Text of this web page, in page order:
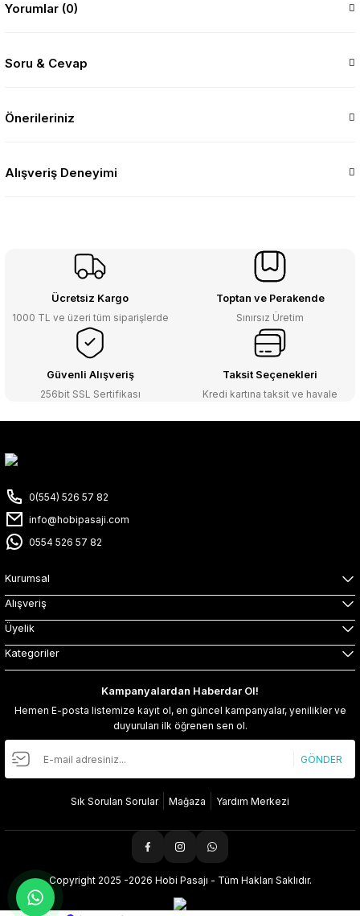
Yorumlar (0)
Soru & Cevap
Önerileriniz
Alışveriş Deneyimi
Ücretsiz Kargo
1000 TL ve üzeri tüm siparişlerde
Toptan ve Perakende
Sınırsız Üretim
Güvenli Alışveriş
256bit SSL Sertifikası
Taksit Seçenekleri
Kredi kartına taksit ve havale
0(554) 526 57 82
info@hobipasaji.com
0554 526 57 82
Kurumsal
Alışveriş
Üyelik
Kategoriler
Kampanyalardan Haberdar Ol!
Hemen E-posta listemize kayıt ol, en güncel kampanyalar, yenilikler ve
duyuruları ilk öğrenen sen ol.
GÖNDER
Sık Sorulan Sorular Mağaza Yardım Merkezi
Copyright 2025 -2026 Hobi Pasajı - Tüm Hakları Saklıdır.